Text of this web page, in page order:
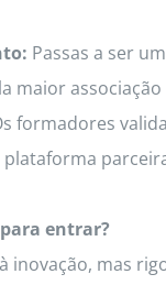
Passas a ser
maior
formadores
entrar?
inovação, mas